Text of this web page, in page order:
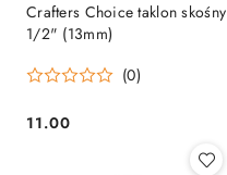
Crafters Choice taklon skośny
1/2" (13mm)
(0)
Cena:
11.00